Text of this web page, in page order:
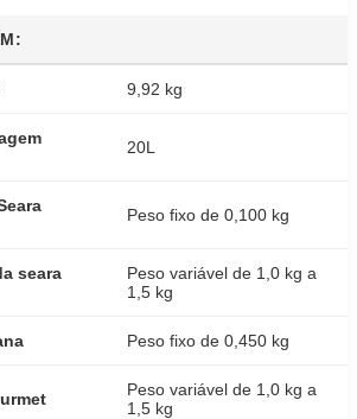
9,92 kg
20L
Peso fixo de 0,100 kg
seara
Peso variável de 1,0 kg a
1,5 kg
Peso fixo de 0,450 kg
Peso variável de 1,0 kg a
1,5 kg